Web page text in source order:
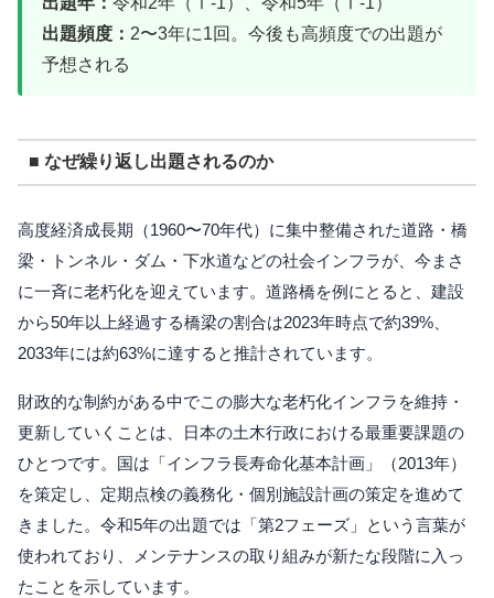
出題頻度： 2〜3年に1回。今後も高頻度での出題が
予想される
■ なぜ繰り返し出題されるのか
高度経済成長期（1960〜70年代）に集中整備された道路・橋
梁・トンネル・ダム・下水道などの社会インフラが、今まさ
に一斉に老朽化を迎えています。道路橋を例にとると、建設
から50年以上経過する橋梁の割合は2023年時点で約39%、
2033年には約63%に達すると推計されています。
財政的な制約がある中でこの膨大な老朽化インフラを維持・
更新していくことは、日本の土木行政における最重要課題の
ひとつです。国は「インフラ長寿命化基本計画」（2013年）
を策定し、定期点検の義務化・個別施設計画の策定を進めて
きました。令和5年の出題では「第2フェーズ」という言葉が
使われており、メンテナンスの取り組みが新たな段階に入っ
たことを示しています。